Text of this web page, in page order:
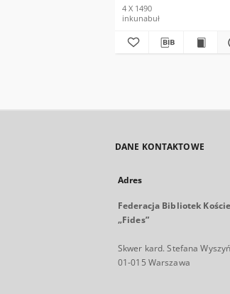
4 X 1490
inkunabuł
DANE KONTAKTOWE
Adres
Federacja Bibliotek
„Fides”
Skwer kard. Stefana
01-015 Warszawa